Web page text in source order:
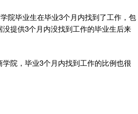
院毕业生在毕业3个月内找到了工作，包
提供3个月内没找到工作的毕业生后来
院，毕业3个月内找到工作的比例也很